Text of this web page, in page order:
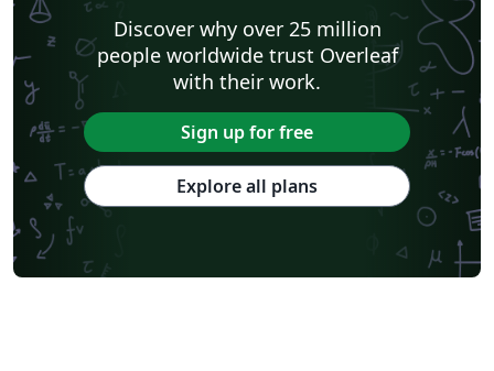
Discover why over 25 million
people worldwide trust Overleaf
with their work.
Sign up for free
Explore all plans